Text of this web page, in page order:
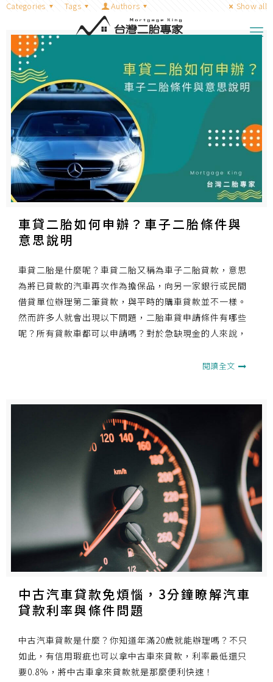
Categories Tags Authors Show all
車貸二胎如何申辦？車子二胎條件與
意思說明
車貸二胎是什麼呢？車貸二胎又稱為車子二胎貸款，意思
為將已貸款的汽車再次作為擔保品，向另一家銀行或民間
借貸單位辦理第二筆貸款，與平時的購車貸款並不一樣。
然而許多人就會出現以下問題，二胎車貸申請條件有哪些
呢？所有貸款車都可以申請嗎？對於急缺現金的人來說，
閱讀全文
中古汽車貸款免煩惱，3分鐘瞭解汽車
貸款利率與條件問題
中古汽車貸款是什麼？你知道年滿20歲就能辦理嗎？不只
如此，有信用瑕疵也可以拿中古車來貸款，利率最低還只
要0.8%，將中古車拿來貸款就是那麼便利快速！